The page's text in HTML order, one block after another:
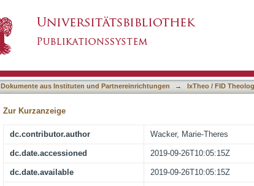
Dokumente aus Instituten und Partnereinrichtungen → IxTheo / FID
Zur Kurzanzeige
dc.contributor.author Wacker, Marie-Theres
dc.date.accessioned 2019-09-26T10:05:15Z
dc.date.available 2019-09-26T10:05:15Z